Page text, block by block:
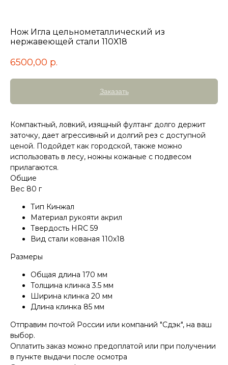
Нож Игла цельнометаллический из
нержавеющей стали 110Х18
6500,00 р.
Заказать
Компактный, ловкий, изящный фултанг долго держит
заточку, дает агрессивный и долгий рез с доступной
ценой. Подойдет как городской, также можно
использовать в лесу, ножны кожаные с подвесом
прилагаются.
Общие
Вес 80 г
Тип Кинжал
Материал рукояти акрил
Твердость HRC 59
Вид стали кованая 110х18
Размеры
Общая длина 170 мм
Толщина клинка 3.5 мм
Ширина клинка 20 мм
Длина клинка 85 мм
Отправим почтой России или компаний "Сдэк", на ваш
выбор.
Оплатить заказ можно предоплатой или при получении
в пункте выдачи после осмотра
КОНТАКТЫ
Консультации по телефону и онлайн.
Будем рады продемонстрировать вам
нашу продукцию. Позвоните нам или
оставьте запрос на звонок менеджера
для консультации
ул. Восточная, 3Б (самовывоз), г. Павлово,
Нижегородская обл., Россия
ООО "ПТФ" ИНН 6686090373
Часы работы:ПН-ПТ с 09.00 до 17.00
Телефон: +7 (996) 130−131−1